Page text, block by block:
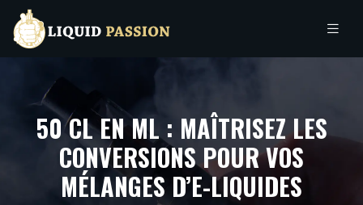
50 CL EN ML : MAÎTRISEZ LES
CONVERSIONS POUR VOS
MÉLANGES D’E-LIQUIDES